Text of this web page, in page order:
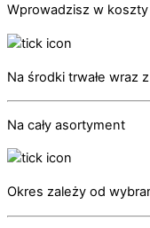
Wprowadzisz w
Na środki trwałe wraz
Na cały asortyment
Okres zależy od